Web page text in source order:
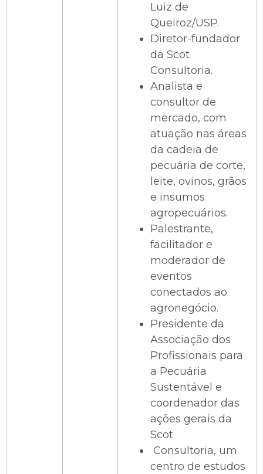
Luiz de
Queiroz/USP.
Diretor-fundador
da Scot
Consultoria.
Analista e
consultor de
mercado, com
atuação nas áreas
da cadeia de
pecuária de corte,
leite, ovinos, grãos
e insumos
agropecuários.
Palestrante,
facilitador e
moderador de
eventos
conectados ao
agronegócio.
Presidente da
Associação dos
Profissionais para
a Pecuária
Sustentável e
coordenador das
ações gerais da
Scot
Consultoria, um
centro de estudos